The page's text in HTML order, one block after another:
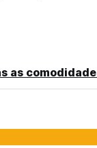
as